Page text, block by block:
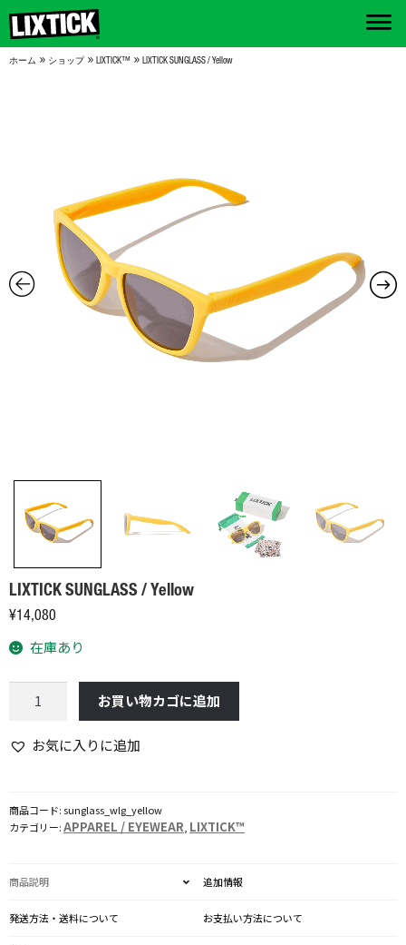
ホーム » ショップ» LIXTICK™ » LIXTICK SUNGLASS / Yellow
LIXTICK SUNGLASS / Yellow
¥ 14,080
在庫あり
Yellow
お買い物カゴに追加
お気に入りに追加
商品コード: sunglass_wlg_yellow
カテゴリー:APPAREL / EYEWEAR LIXTICK™
商品説明 追加情報
発送方法・送料について お支払い方法について